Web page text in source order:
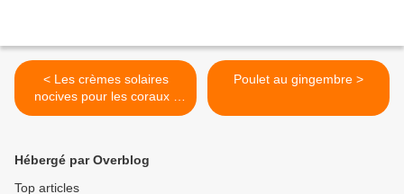
< Les crèmes solaires
nocives pour les coraux !
Une seconde étude le
Poulet au gingembre >
Hébergé par Overblog
Top articles